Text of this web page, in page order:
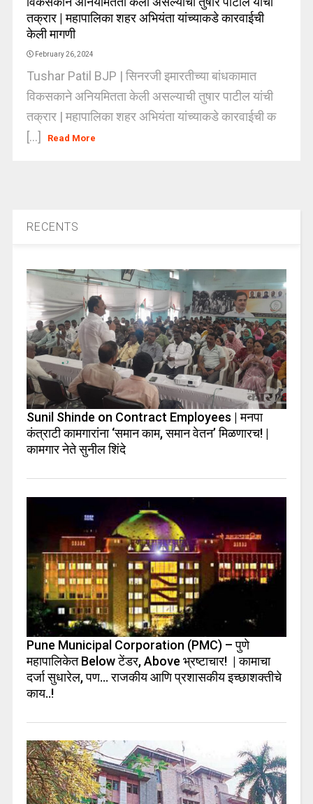
तक्रार | महापालिका शहर अभियंता यांच्याकडे कारवाईची
केली मागणी
February 26, 2024
Tushar Patil BJP | सिनरजी इमारतीच्या बांधकामात
विकसकाने अनियमितता केली असल्याची तुषार पाटील यांची
तक्रार | महापालिका शहर अभियंता यांच्याकडे कारवाईची क
[...]
Read More
RECENTS
Sunil Shinde on Contract Employees | मनपा
कंत्राटी कामगारांना ‘समान काम, समान वेतन’ मिळणारच! |
कामगार नेते सुनील शिंदे
Pune Municipal Corporation (PMC) – पुणे
महापालिकेत Below टेंडर, Above भ्रष्टाचार! | कामाचा
दर्जा सुधारेल, पण… राजकीय आणि प्रशासकीय इच्छाशक्तीचे
काय..!